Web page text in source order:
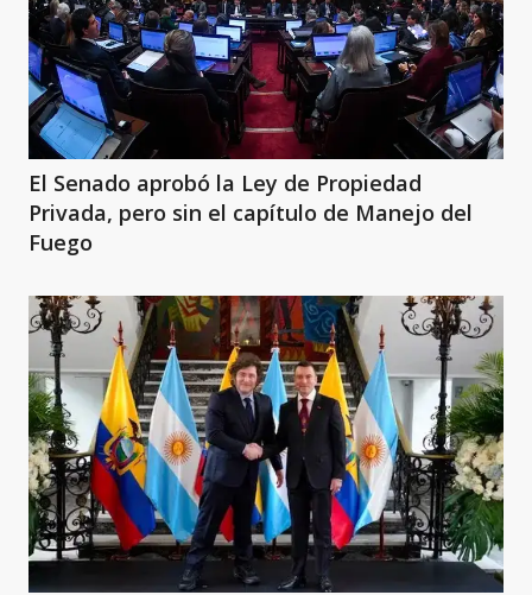
El Senado aprobó la Ley de Propiedad
Privada, pero sin el capítulo de Manejo del
Fuego